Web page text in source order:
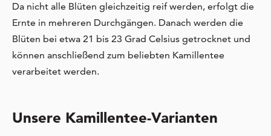
Da nicht alle Blüten gleichzeitig reif werden, erfolgt die
Ernte in mehreren Durchgängen. Danach werden die
Blüten bei etwa 21 bis 23 Grad Celsius getrocknet und
können anschließend zum beliebten Kamillentee
verarbeitet werden.
Unsere Kamillentee-Varianten